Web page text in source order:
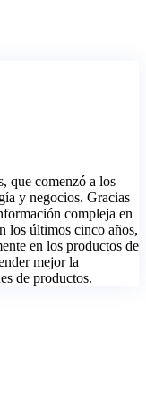
que comenzó a los
y negocios. Gracias
compleja en
los últimos cinco años,
en los productos de
mejor la
de productos.